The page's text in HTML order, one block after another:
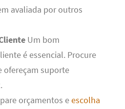
avaliada por outros
Um bom
é essencial. Procure
ofereçam suporte
orçamentos eescolha